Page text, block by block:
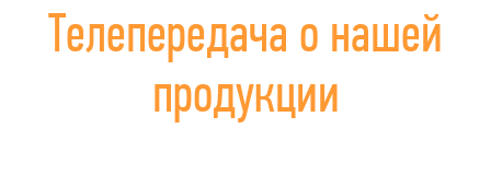
Телепередача о нашей
продукции